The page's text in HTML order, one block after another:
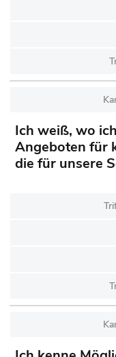
Ich weiß, wo
Angeboten für
die für unsere